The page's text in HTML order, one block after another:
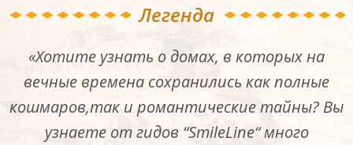
Легенда
«Хотите узнать о домах, в которых на
вечные времена сохранились как полные
кошмаров,так и романтические тайны? Вы
узнаете от гидов “SmileLine“ много